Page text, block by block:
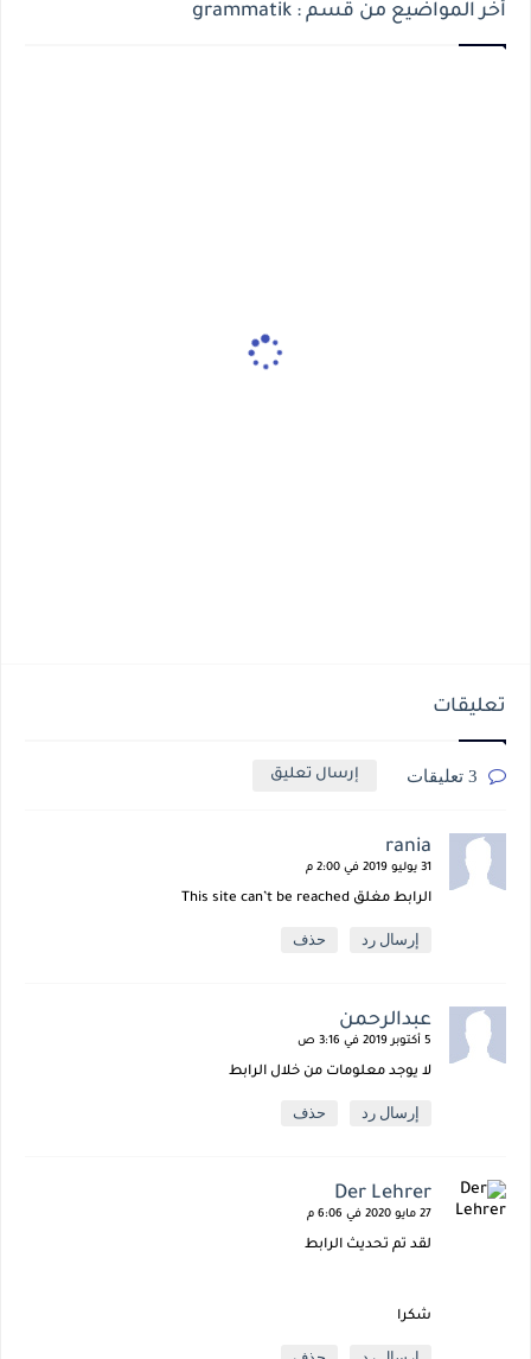
أخر المواضيع من قسم : grammatik
تعليقات
إرسال تعليق
rania
31 يوليو 2019 في 2:00 م
الرابط مغلق This site can’t be reached
إرسال رد حذف
عبدالرحمن
5 أكتوبر 2019 في 3:16 ص
لا يوجد معلومات من خلال الرابط
إرسال رد حذف
Der Lehrer
27 مايو 2020 في 6:06 م
لقد تم تحديث الرابط
شكرا